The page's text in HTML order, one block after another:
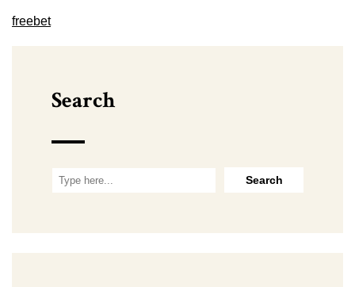
freebet
Search